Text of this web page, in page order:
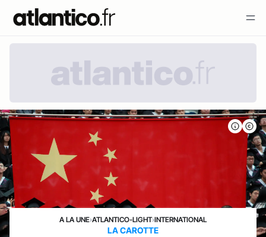
A LA UNE›ATLANTICO-LIGHT›INTERNATIONAL
LA CAROTTE